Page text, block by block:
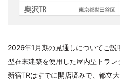
2026年1月期の見通しについてご
型在来建築を使用した屋内型トラ
新宿TRはすでに開店済みで、都立